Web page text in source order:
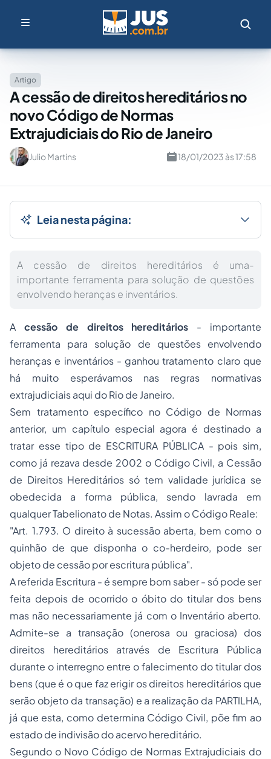
Artigo
A cessão de direitos hereditários no
novo Código de Normas
Extrajudiciais do Rio de Janeiro
Julio Martins 18/01/2023 às 17:58
Leia nesta página:
A cessão de direitos hereditários é uma-
importante ferramenta para solução de questões
envolvendo heranças e inventários.
A cessão de direitos hereditários - importante
ferramenta para solução de questões envolvendo
heranças e inventários - ganhou tratamento claro que
há muito esperávamos nas regras normativas
extrajudiciais aqui do Rio de Janeiro.
Sem tratamento específico no Código de Normas
anterior, um capítulo especial agora é destinado a
tratar esse tipo de ESCRITURA PÚBLICA - pois sim,
como já rezava desde 2002 o Código Civil, a Cessão
de Direitos Hereditários só tem validade jurídica se
obedecida a forma pública, sendo lavrada em
qualquer Tabelionato de Notas. Assim o Código Reale:
"Art. 1.793. O direito à sucessão aberta, bem como o
quinhão de que disponha o co-herdeiro, pode ser
objeto de cessão por escritura pública".
A referida Escritura - é sempre bom saber - só pode ser
feita depois de ocorrido o óbito do titular dos bens
mas não necessariamente já com o Inventário aberto.
Admite-se a transação (onerosa ou graciosa) dos
direitos hereditários através de Escritura Pública
durante o interregno entre o falecimento do titular dos
bens (que é o que faz erigir os direitos hereditários que
serão objeto da transação) e a realização da PARTILHA,
já que esta, como determina Código Civil, põe fim ao
estado de indivisão do acervo hereditário.
Segundo o Novo Código de Normas Extrajudiciais do